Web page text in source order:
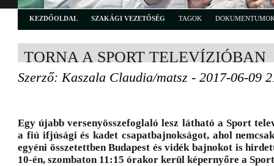
KEZDŐOLDAL SZAKÁGI VEZETŐSÉG TAGOK
TORNA A SPORT TELEVÍZIÓBAN
Szerző: Kaszala Claudia/matsz - 2017-06-09
Egy újabb versenyösszefoglaló lesz látható a Sport
a fiú ifjúsági és kadet csapatbajnokságot, ahol
egyéni összetettben Budapest és vidék bajnokot is
10-én, szombaton 11:15 órakor kerül képernyőre a